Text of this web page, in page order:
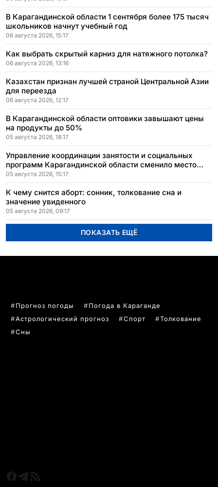
В Карагандинской области 1 сентября более 175 тысяч
школьников начнут учебный год
06 августа 2026, 15:17
Как выбрать скрытый карниз для натяжного потолка?
06 августа 2026, 13:16
Казахстан признан лучшей страной Центральной Азии
для переезда
06 августа 2026, 12:17
В Карагандинской области оптовики завышают цены
на продукты до 50%
05 августа 2026, 18:17
Управление координации занятости и социальных
программ Карагандинской области сменило место
расположения
05 августа 2026, 15:17
К чему снится аборт: сонник, толкование сна и
значение увиденного
05 августа 2026, 09:17
ПОКАЗАТЬ ЕЩЁ
Прогноз погоды
Погода в Караганде
Астрологический прогноз
Спорт
Толкование
Сны